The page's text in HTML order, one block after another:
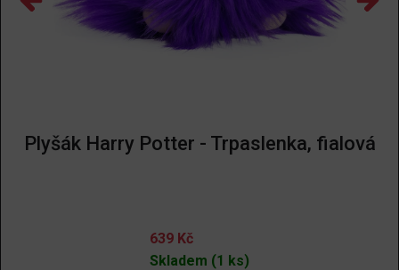
Plyšák Harry Potter - Trpaslenka, fialová
639 Kč
Skladem (1 ks)